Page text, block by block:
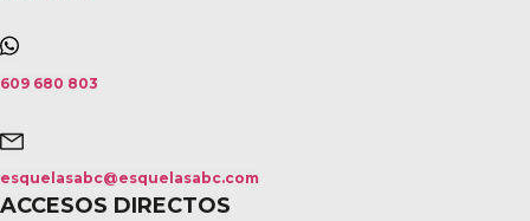
609 680 803
esquelasabc@esquelasabc.com
ACCESOS DIRECTOS